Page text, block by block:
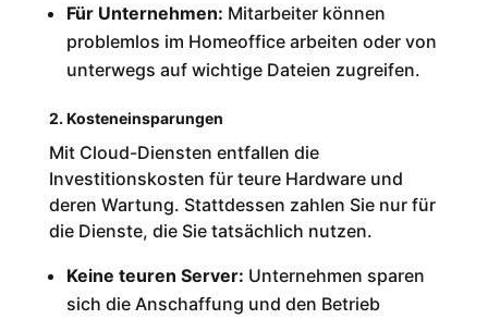
Für Unternehmen: Mitarbeiter können
problemlos im Homeoffice arbeiten oder von
unterwegs auf wichtige Dateien zugreifen.
2. Kosteneinsparungen
Mit Cloud-Diensten entfallen die
Investitionskosten für teure Hardware und
deren Wartung. Stattdessen zahlen Sie nur für
die Dienste, die Sie tatsächlich nutzen.
Keine teuren Server: Unternehmen sparen
sich die Anschaffung und den Betrieb